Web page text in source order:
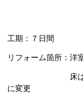
工期：７日間
リフォーム箇所：洋
床は、フロー
に変更